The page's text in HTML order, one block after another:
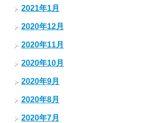
2021年1月
2020年12月
2020年11月
2020年10月
2020年9月
2020年8月
2020年7月